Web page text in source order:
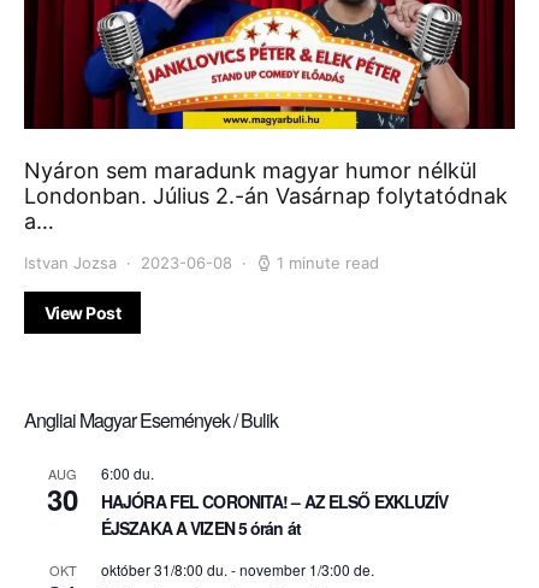
Nyáron sem maradunk magyar humor nélkül
Londonban. Július 2.-án Vasárnap folytatódnak
a…
Istvan Jozsa 2023-06-08 1 minute read
View Post
Angliai Magyar Események / Bulik
AUG
30
6:00 du.
HAJÓRA FEL CORONITA! – AZ ELSŐ EXKLUZÍV
ÉJSZAKA A VIZEN 5 órán át
OKT október 31/8:00 du. -november 1/3:00 de.